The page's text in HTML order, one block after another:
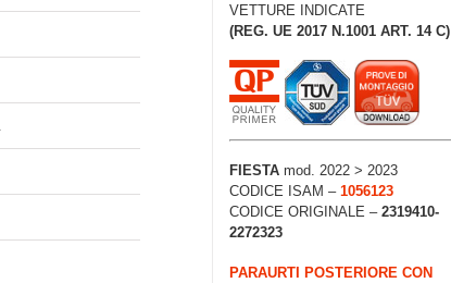
VETTURE INDICATE
(REG. UE 2017 N.1001 ART. 14 C)
FIESTA mod. 2022 > 2023
CODICE ISAM – 1056123
CODICE ORIGINALE – 2319410-
2272323
PARAURTI POSTERIORE CON